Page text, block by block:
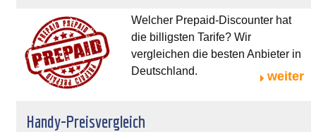
Welcher Prepaid-Discounter hat
die billigsten Tarife? Wir
vergleichen die besten Anbieter in
Deutschland.
weiter
Handy-Preisvergleich